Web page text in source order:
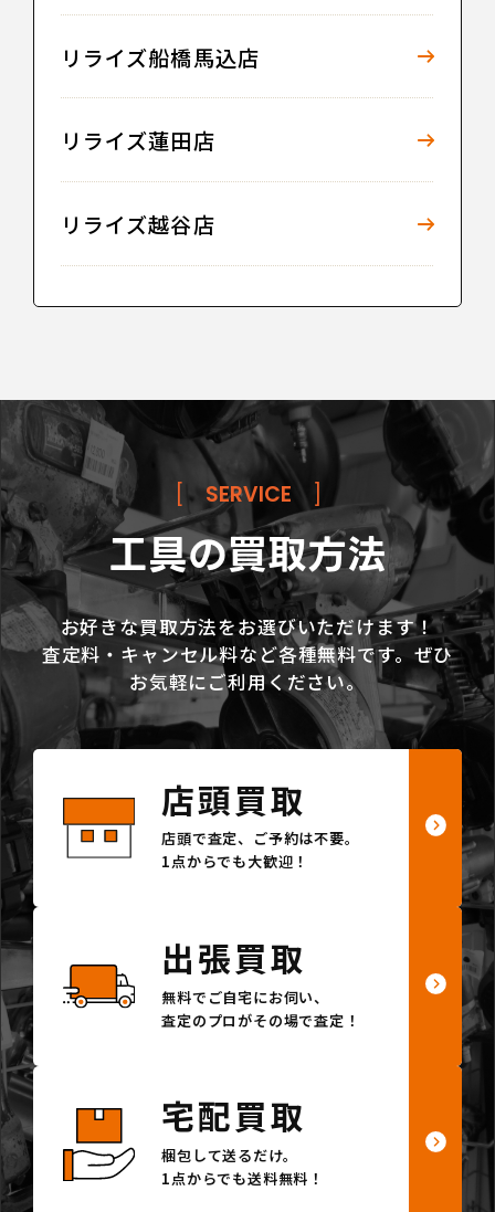
リライズ船橋馬込店
リライズ蓮田店
リライズ越谷店
SERVICE
工具の買取方法
お好きな買取方法をお選びいただけます！
査定料・キャンセル料など各種無料です。ぜひ
お気軽にご利用ください。
店頭買取
店頭で査定、ご予約は不要。
1点からでも大歓迎！
出張買取
無料でご自宅にお伺い、
査定のプロがその場で査定！
宅配買取
梱包して送るだけ。
1点からでも送料無料！